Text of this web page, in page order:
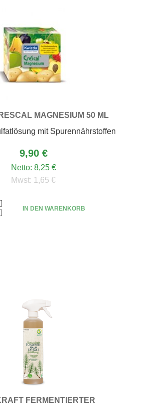
MAGNESIUM 50 ML
mit Spurennährstoffen
9,90 €
Netto: 8,25 €
Mwst: 1,65 €
IN DEN WARENKORB
FERMENTIERTER